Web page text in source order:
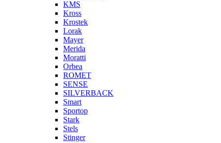
KMS
Kross
Krostek
Lorak
Mayer
Merida
Moratti
Orbea
ROMET
SENSE
SILVERBACK
Smart
Sportop
Stark
Stels
Stinger